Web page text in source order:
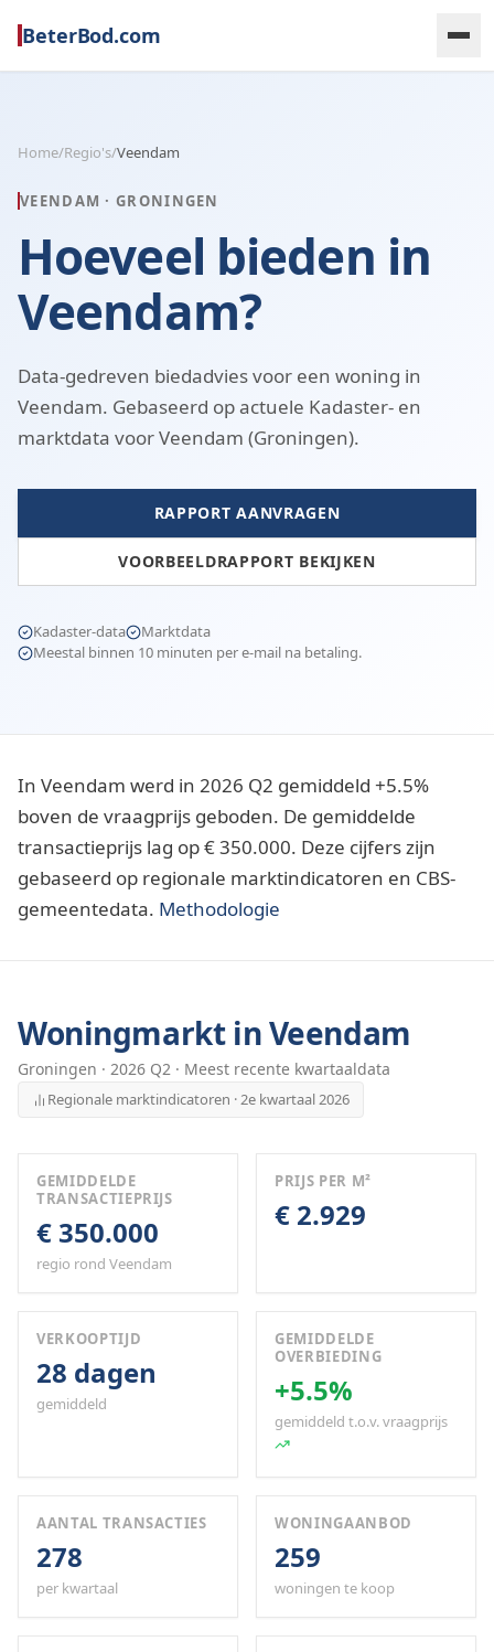
BeterBod.com
Home/Regio's/Veendam
VEENDAM ·GRONINGEN
Hoeveel bieden in
Veendam?
Data-gedreven biedadvies voor een woning in
Veendam. Gebaseerd op actuele Kadaster- en
marktdata voor Veendam (Groningen).
RAPPORT AANVRAGEN
VOORBEELDRAPPORT BEKIJKEN
Kadaster-data
Marktdata
Meestal binnen 10 minuten per e-mail na betaling.
In Veendam werd in 2026 Q2 gemiddeld +5.5%
boven de vraagprijs geboden. De gemiddelde
transactieprijs lag op € 350.000. Deze cijfers zijn
gebaseerd op regionale marktindicatoren en CBS-
gemeentedata. Methodologie
Woningmarkt inVeendam
Groningen · 2026 Q2 · Meest recente kwartaaldata
Regionale marktindicatoren · 2e kwartaal 2026
GEMIDDELDE
TRANSACTIEPRIJS
€ 350.000
regio rond Veendam
PRIJS PER M²
€ 2.929
VERKOOPTIJD
28 dagen
gemiddeld
GEMIDDELDE
OVERBIEDING
+5.5%
gemiddeld t.o.v. vraagprijs
AANTAL TRANSACTIES
278
per kwartaal
WONINGAANBOD
259
woningen te koop